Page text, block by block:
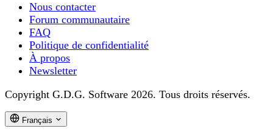
Nous contacter
Forum communautaire
FAQ
Politique de confidentialité
À propos
Newsletter
Copyright G.D.G. Software 2026. Tous droits réservés.
Français